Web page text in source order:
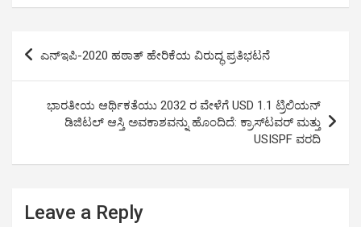
at
A
p
p
ce
b
o
o
k
tt
er
ail py
Li
n
k
ar
e
Post
navigation
ಎನ್ಇಪಿ-2020 ಹಠಾತ್ ಹೇರಿಕೆಯ ವಿರುದ್ಧ ಪ್ರತಿಭಟನೆ
ಭಾರತೀಯ ಆರ್ಥಿಕತೆಯು 2032 ರ ವೇಳೆಗೆ USD 1.1 ಟ್ರಿಲಿಯನ್
ಡಿಜಿಟಲ್ ಆಸ್ತಿ ಅವಕಾಶವನ್ನು ಹೊಂದಿದೆ: ಕ್ರಾಸ್‌ಟವರ್ ಮತ್ತು
USISPF ವರದಿ
Leave a Reply